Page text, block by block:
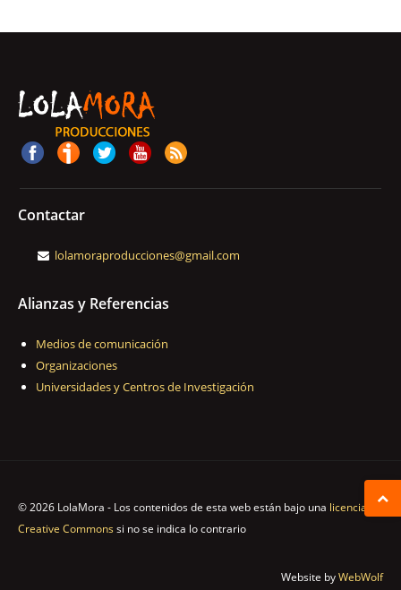
Contactar
lolamoraproducciones@gmail.com
Alianzas y Referencias
Medios de comunicación
Organizaciones
Universidades y Centros de Investigación
© 2026 LolaMora - Los contenidos de esta web están bajo una licencia
Creative Commonssi no se indica lo contrario
Website byWebWolf